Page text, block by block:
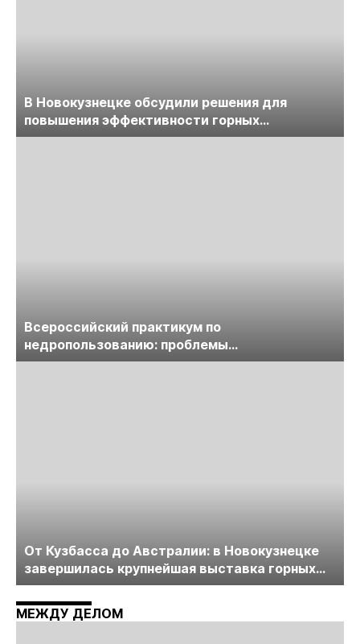
В Новокузнецке обсудили решения для
повышения эффективности горных
предприятий
Всероссийский практикум по
недропользованию: проблемы
лицензирования, цифровизации, экспертизы
От Кузбасса до Австралии: в Новокузнецке
завершилась крупнейшая выставка горных
технологий «Недра России. Уголь России и
Майнинг»
МЕЖДУ ДЕЛОМ